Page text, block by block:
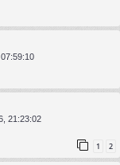
21:23:02
1 2